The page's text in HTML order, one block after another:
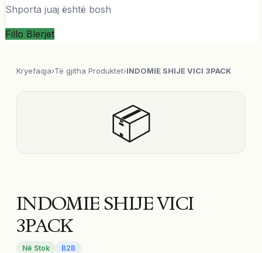
Shporta juaj është bosh
Fillo Blerjet
Kryefaqja›Të gjitha Produktet›INDOMIE SHIJE VICI 3PACK
📦
INDOMIE SHIJE VICI
3PACK
Në Stok B2B